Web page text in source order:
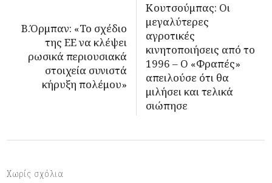
Β.Όρμπαν: «Το σχέδιο
της ΕΕ να κλέψει
ρωσικά περιουσιακά
στοιχεία συνιστά
κήρυξη πολέμου»
Κουτσούμπας: Οι
μεγαλύτερες
αγροτικές
κινητοποιήσεις από το
1996 – Ο «Φραπές»
απειλούσε ότι θα
μιλήσει και τελικά
σιώπησε
Χωρίς σχόλια